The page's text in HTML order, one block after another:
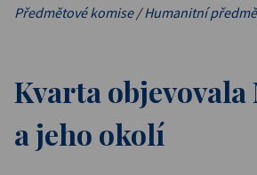
Předmětové komise/Humanitní
Kvarta objevovala
a jeho okolí